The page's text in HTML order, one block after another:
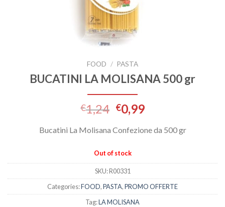
FOOD / PASTA
BUCATINI LA MOLISANA 500 gr
€1,24 €0,99
Bucatini La Molisana Confezione da 500 gr
Out of stock
SKU:R00331
Categories:FOOD,PASTA,PROMO OFFERTE
Tag:LA MOLISANA